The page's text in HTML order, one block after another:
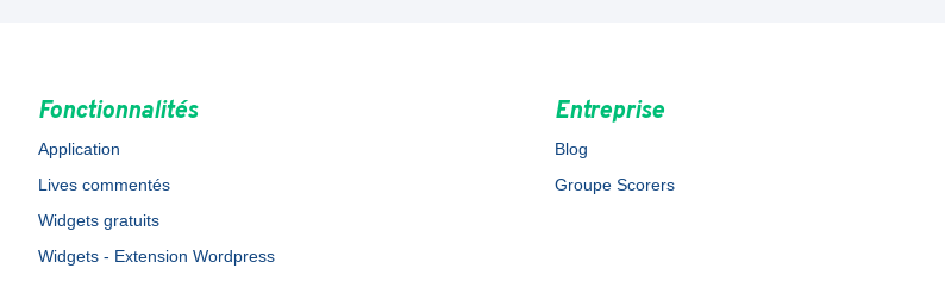
Fonctionnalités
Application
Lives commentés
Widgets gratuits
Widgets - Extension Wordpress
Entreprise
Blog
Groupe Scorers